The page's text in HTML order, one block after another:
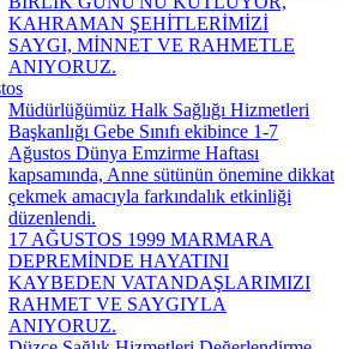
KAHRAMAN ŞEHİTLERİMİZİ
SAYGI, MİNNET VE RAHMETLE
ANIYORUZ.
Müdürlüğümüz Halk Sağlığı Hizmetleri
Başkanlığı Gebe Sınıfı ekibince 1-7
Ağustos Dünya Emzirme Haftası
kapsamında, Anne sütünün önemine dikkat
çekmek amacıyla farkındalık etkinliği
düzenlendi.
17 AĞUSTOS 1999 MARMARA
DEPREMİNDE HAYATINI
KAYBEDEN VATANDAŞLARIMIZI
RAHMET VE SAYGIYLA
ANIYORUZ.